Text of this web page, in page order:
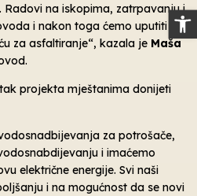
Radovi na iskopima, zatrpavanju i
i nakon toga ćemo uputiti
za asfaltiranje“, kazala je Maša
projekta mještanima donijeti
za potrošače,
i imaćemo
električne energije. Svi naši
i na mogućnost da se novi